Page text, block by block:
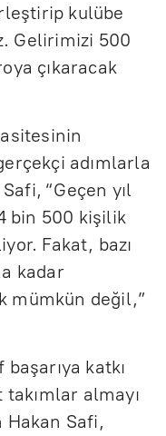
kulübe
Gelirimizi 500
çıkaracak
adımlarla
“Geçen yıl
bin 500 kişilik
Fakat, bazı
kadar
mümkün değil,”
katkı
takımlar almayı
Safi,